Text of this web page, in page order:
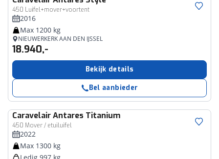
450 Luifel+mover+voortent
2016
Max 1200 kg
NIEUWERKERK AAN DEN IJSSEL
18.940,-
Bekijk details
Bel aanbieder
CaravelairAntares Titanium
450 Mover / etuiluifel
2022
Max 1300 kg